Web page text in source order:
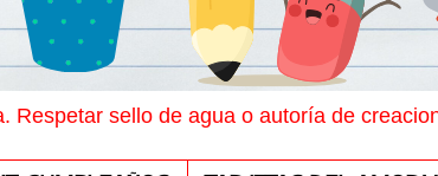
Respetar sello de agua o autoría de